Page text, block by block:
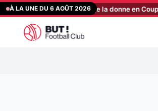
Aller
au
contenu
À LA UNE DU 6 AOÛT 2026
règlement change la donne en Coupe d’Europe